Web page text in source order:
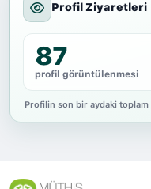
Profil Ziyaretleri
87
profil görüntülenmesi
Profilin son bir aydaki toplam